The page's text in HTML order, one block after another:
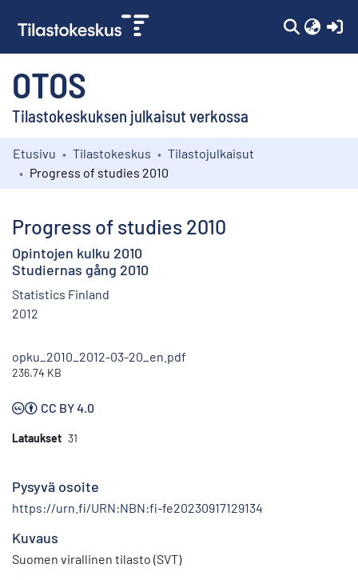
OTOS
Tilastokeskuksen julkaisut verkossa
Kokoelmat
Etusivu Tilastokeskus
Tilastojulkaisut
Progress of studies 2010
Progress of studies 2010
Opintojen kulku 2010
Studiernas gång 2010
Statistics Finland
2012
opku_2010_2012-03-20_en.pdf
236.74 KB
CC BY 4.0
Lataukset 31
Pysyvä osoite
https://urn.fi/URN:NBN:fi-fe20230917129134
Kuvaus
Suomen virallinen tilasto (SVT)